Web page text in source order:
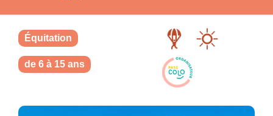
Équitation
de 6 à 15 ans